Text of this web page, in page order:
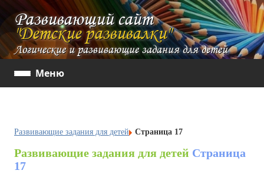
Развивающий сайт
"Детские развивалки"
Логические и развивающие задания для детей
Меню
Развивающие задания для детей Страница 17
Развивающие задания для детей Страница
17